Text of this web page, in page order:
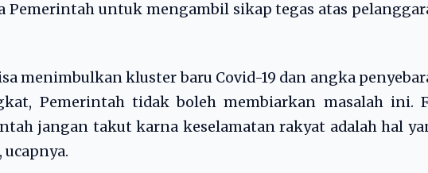
Pemerintah untuk mengambil sikap tegas atas
menimbulkan kluster baru Covid-19 dan angka
Pemerintah tidak boleh membiarkan masalah ini.
jangan takut karna keselamatan rakyat adalah hal